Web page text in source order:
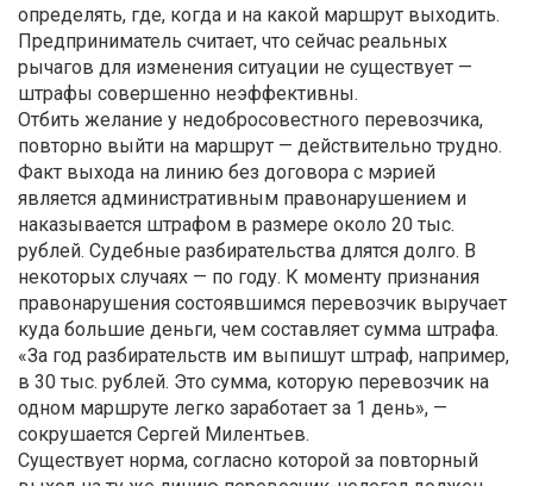
определять, где, когда и на какой маршрут выходить.
Предприниматель считает, что сейчас реальных
рычагов для изменения ситуации не существует —
штрафы совершенно неэффективны.
Отбить желание у недобросовестного перевозчика,
повторно выйти на маршрут — действительно трудно.
Факт выхода на линию без договора с мэрией
является административным правонарушением и
наказывается штрафом в размере около 20 тыс.
рублей. Судебные разбирательства длятся долго. В
некоторых случаях — по году. К моменту признания
правонарушения состоявшимся перевозчик выручает
куда большие деньги, чем составляет сумма штрафа.
«За год разбирательств им выпишут штраф, например,
в 30 тыс. рублей. Это сумма, которую перевозчик на
одном маршруте легко заработает за 1 день», —
сокрушается Сергей Милентьев.
Существует норма, согласно которой за повторный